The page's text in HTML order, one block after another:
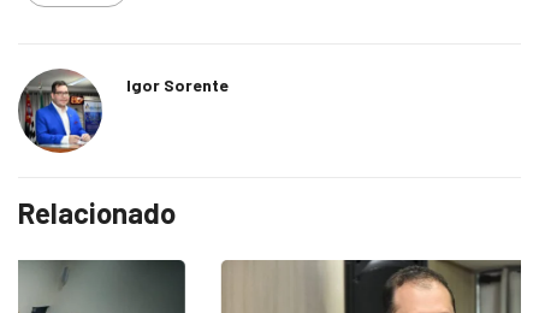
Igor Sorente
Relacionado